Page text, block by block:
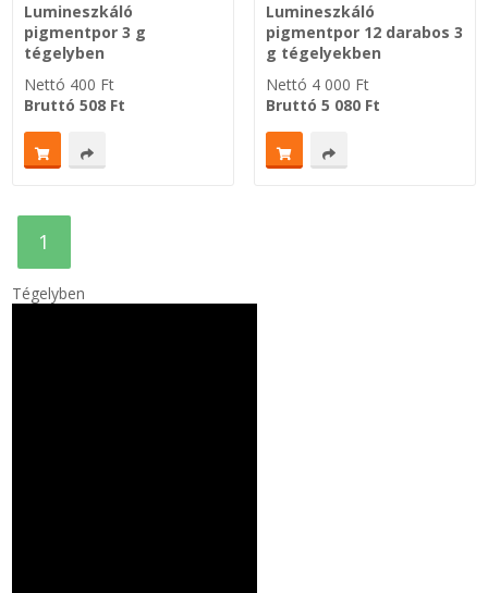
O-GYŰRŰ
SIMÍTÓZÁRAS TASAK
Lumineszkáló
pigmentpor 3 g
tégelyben
Nettó 400 Ft
Bruttó508 Ft
Lumineszkáló
pigmentpor 12 darabos 3
g tégelyekben
Nettó 4 000 Ft
Bruttó 5 080Ft
1
Tégelyben